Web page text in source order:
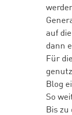
auf
dann
Für
Blog
So
Bis